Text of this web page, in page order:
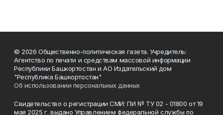
© 2026 Общественно-политическая газета. Учредитель:
Агентство по печати и средствам массовой информации
Республики Башкортостан и АО Издательский дом
"Республика Башкортостан"
Об использовании персональных данных
Свидетельство о регистрации СМИ: ПИ № ТУ 02 - 01800 от 19
мая 2025 г. выдано Управлением федеральной службы по